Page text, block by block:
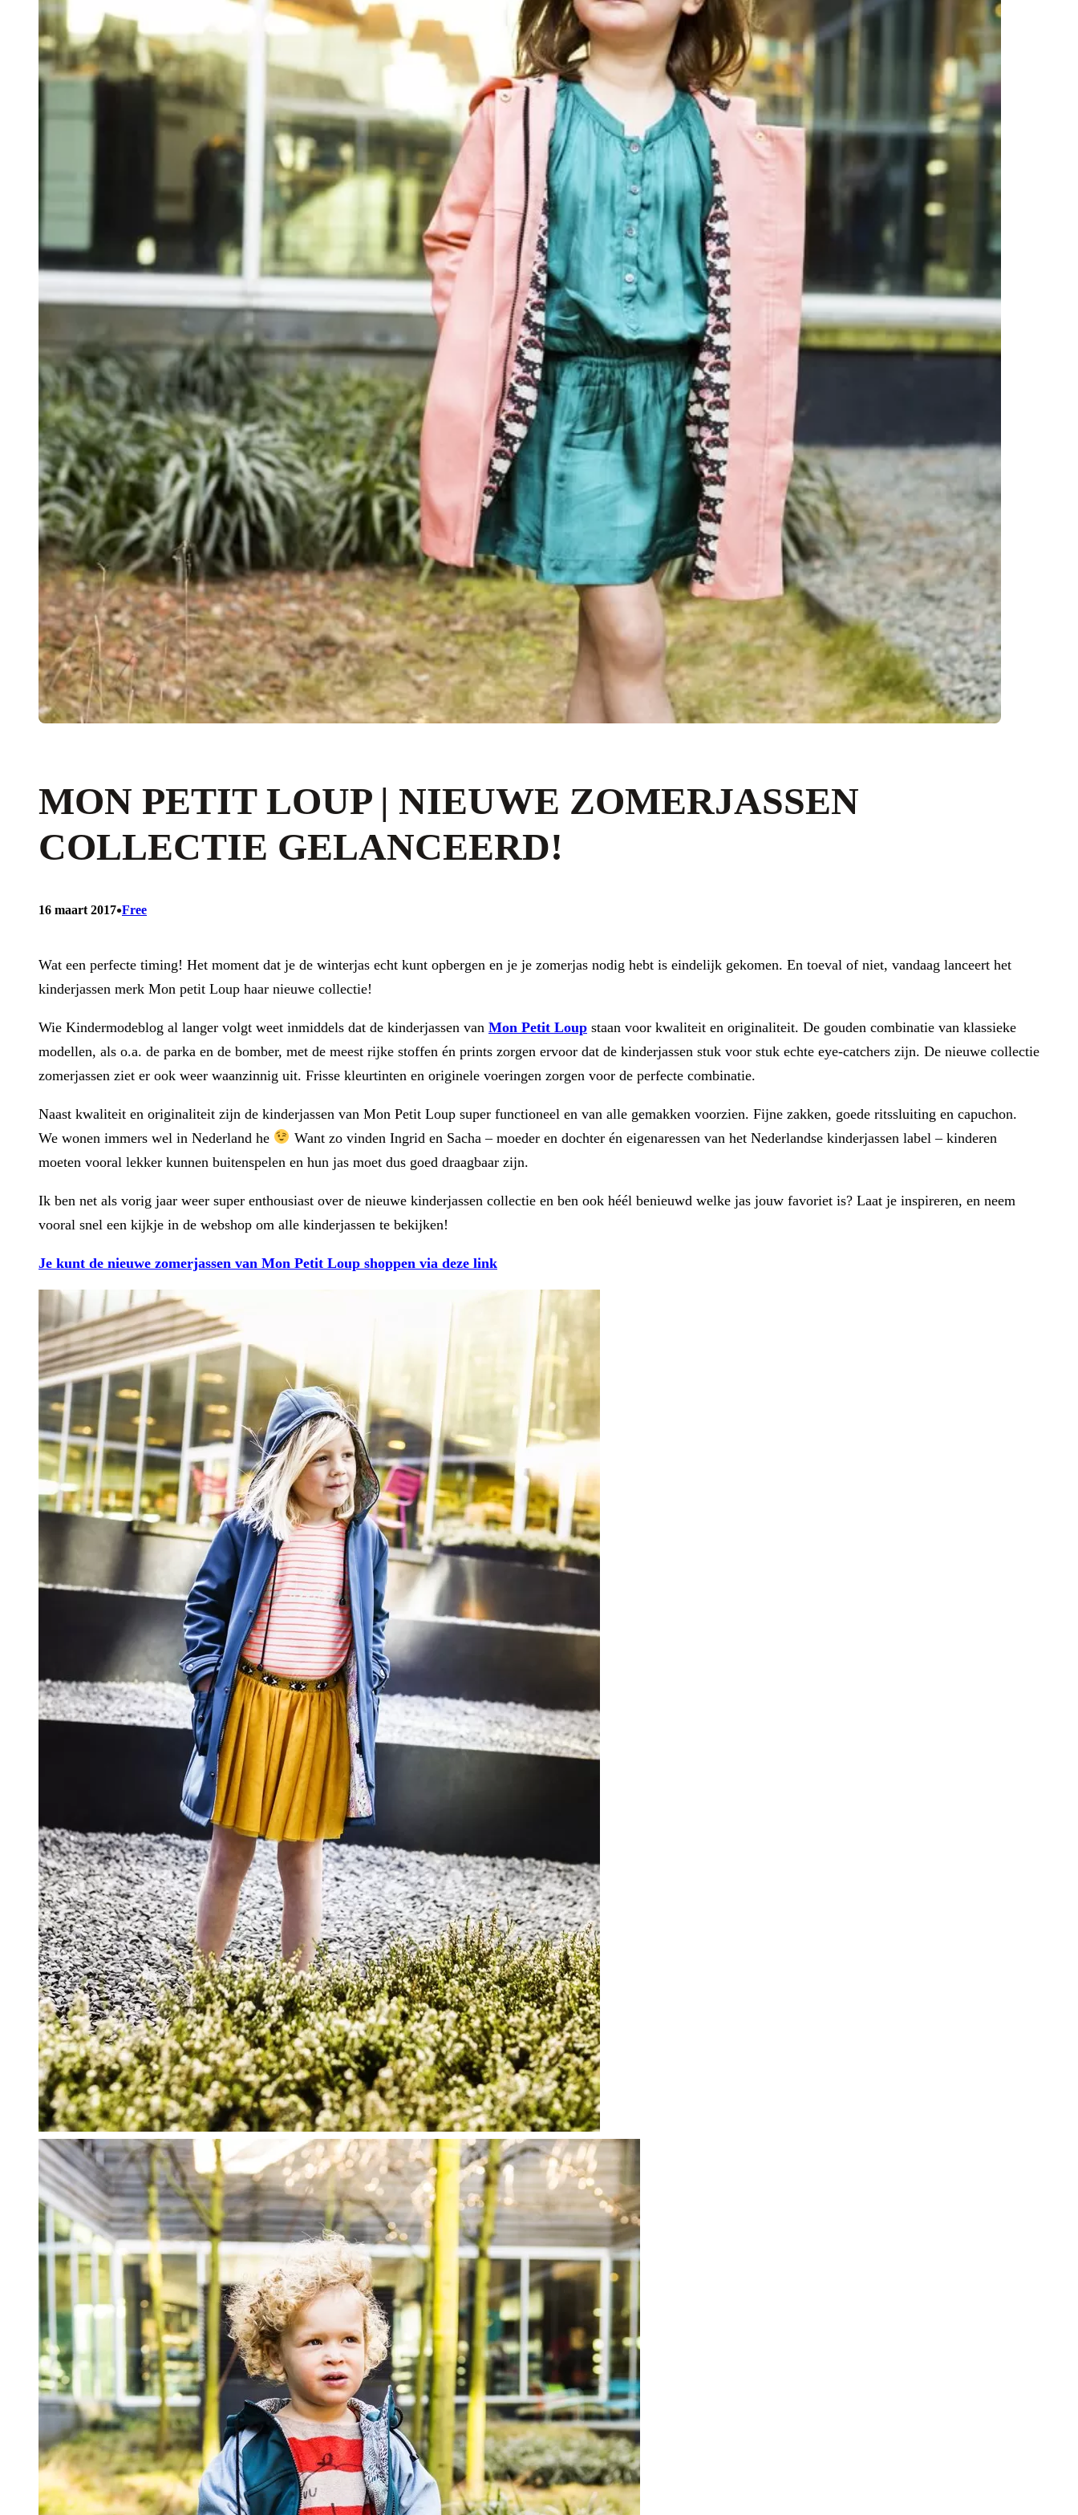
MON PETIT LOUP | NIEUWE ZOMERJASSEN
COLLECTIE GELANCEERD!
16 maart 2017•Free
Wat een perfecte timing! Het moment dat je de winterjas echt kunt opbergen en je je zomerjas nodig hebt is eindelijk gekomen. En toeval of niet, vandaag lanceert het
kinderjassen merk Mon petit Loup haar nieuwe collectie!
Wie Kindermodeblog al langer volgt weet inmiddels dat de kinderjassen van Mon Petit Loup staan voor kwaliteit en originaliteit. De gouden combinatie van klassieke
modellen, als o.a. de parka en de bomber, met de meest rijke stoffen én prints zorgen ervoor dat de kinderjassen stuk voor stuk echte eye-catchers zijn. De nieuwe collectie
zomerjassen ziet er ook weer waanzinnig uit. Frisse kleurtinten en originele voeringen zorgen voor de perfecte combinatie.
Naast kwaliteit en originaliteit zijn de kinderjassen van Mon Petit Loup super functioneel en van alle gemakken voorzien. Fijne zakken, goede ritssluiting en capuchon.
We wonen immers wel in Nederland he
Want zo vinden Ingrid en Sacha – moeder en dochter én eigenaressen van het Nederlandse kinderjassen label – kinderen
moeten vooral lekker kunnen buitenspelen en hun jas moet dus goed draagbaar zijn.
Ik ben net als vorig jaar weer super enthousiast over de nieuwe kinderjassen collectie en ben ook héél benieuwd welke jas jouw favoriet is? Laat je inspireren, en neem
vooral snel een kijkje in de webshop om alle kinderjassen te bekijken!
Je kunt de nieuwe zomerjassen van Mon Petit Loup shoppen via deze link